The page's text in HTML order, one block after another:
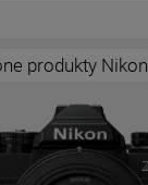
produkty Nikon